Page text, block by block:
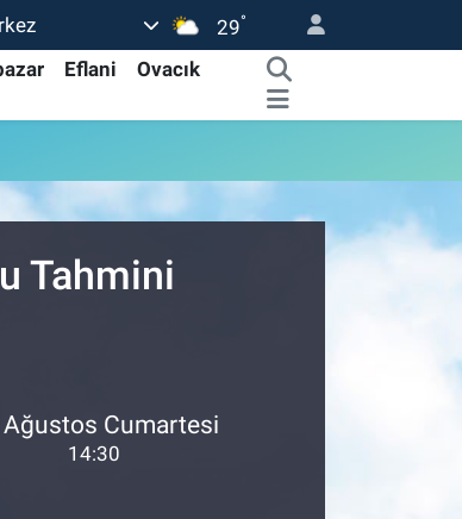
29°
Eflani
Ovacık
Tahmini
Cumartesi
14:30